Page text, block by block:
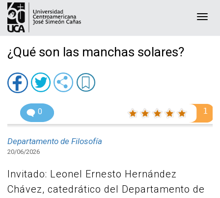
¿Qué son las manchas solares?
0 1
Departamento de Filosofía
20/06/2026
Invitado: Leonel Ernesto Hernández
Chávez, catedrático del Departamento de